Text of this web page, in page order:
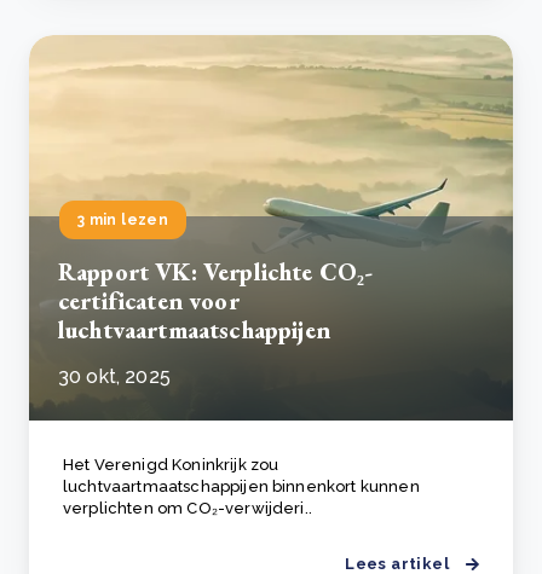
3 min lezen
Rapport VK: Verplichte CO₂-
certificaten voor
luchtvaartmaatschappijen
30 okt, 2025
Het Verenigd Koninkrijk zou
luchtvaartmaatschappijen binnenkort kunnen
verplichten om CO₂-verwijderi..
Lees artikel